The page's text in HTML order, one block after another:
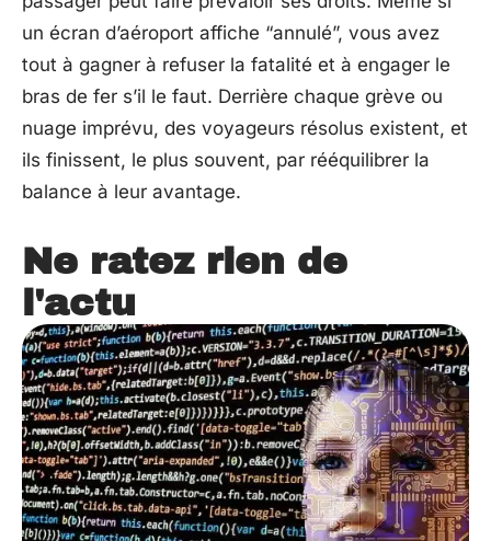
un écran d’aéroport affiche “annulé”, vous avez
tout à gagner à refuser la fatalité et à engager le
bras de fer s’il le faut. Derrière chaque grève ou
nuage imprévu, des voyageurs résolus existent, et
ils finissent, le plus souvent, par rééquilibrer la
balance à leur avantage.
Ne ratez rien de
l'actu